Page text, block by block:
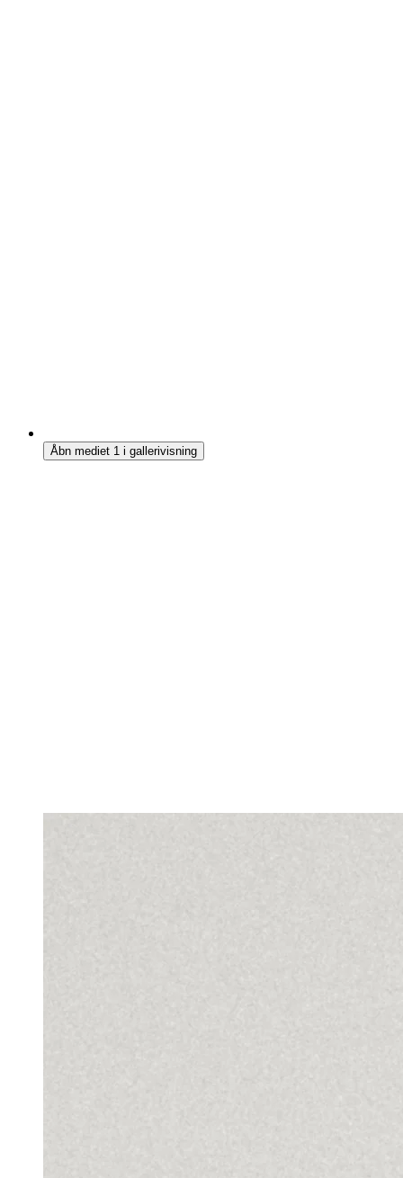
Åbn mediet 1 i gallerivisning